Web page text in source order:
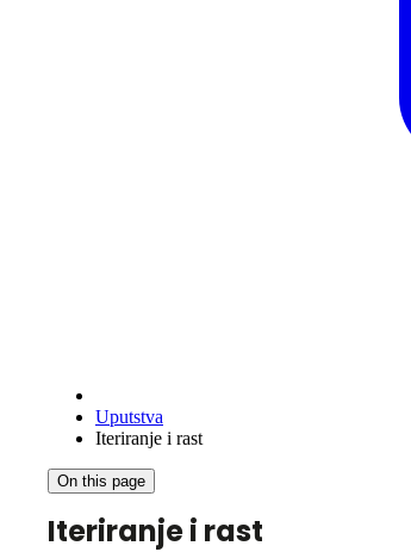
Uputstva
Iteriranje i rast
On this page
Iteriranje i rast